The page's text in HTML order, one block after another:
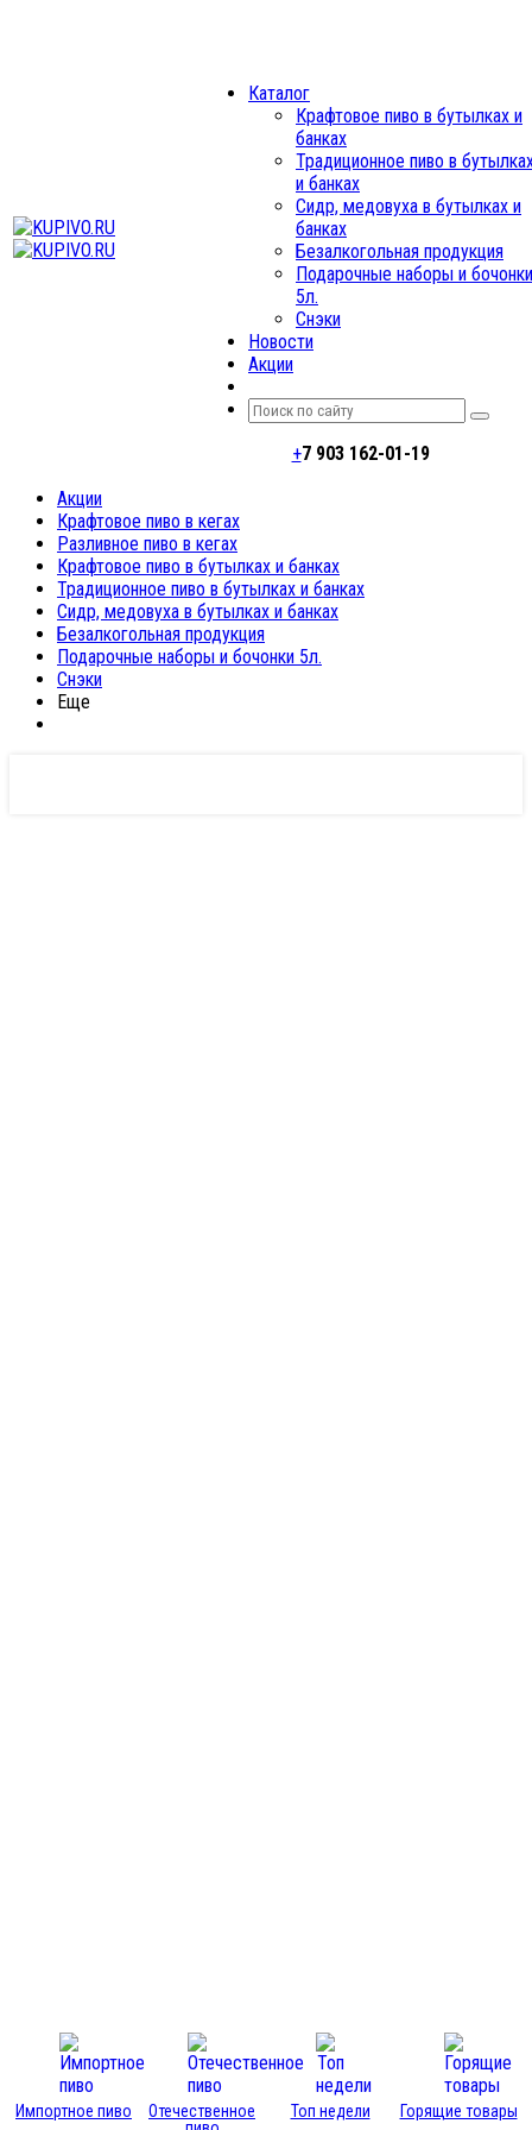
Каталог
Крафтовое пиво в бутылках и
банках
Традиционное пиво в
и банках
Сидр, медовуха в бутылках и
банках
Безалкогольная продукция
Подарочные наборы и бочонки
5л.
Снэки
Новости
Акции
+7 903 162-01-19
Акции
Крафтовое пиво в кегах
Разливное пиво в кегах
Крафтовое пиво в бутылках и банках
Традиционное пиво в бутылках и банках
Сидр, медовуха в бутылках и банках
Безалкогольная продукция
Подарочные наборы и бочонки 5л.
Снэки
Еще
Импортное пиво
Отечественное
Топ недели Горящие товары